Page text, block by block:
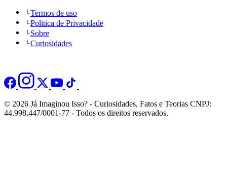
Termos de uso
Politica de Privacidade
Sobre
Curiosidades
© 2026 Já Imaginou Isso? - Curiosidades, Fatos e Teorias CNPJ:
44.998.447/0001-77 - Todos os direitos reservados.